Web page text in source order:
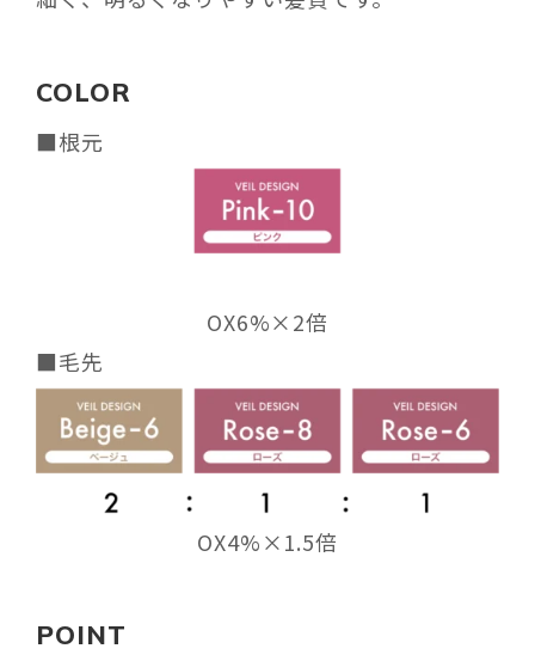
COLOR
■根元
OX6%×2倍
■毛先
OX4%×1.5倍
POINT